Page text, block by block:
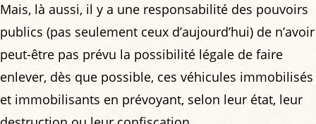
Mais, là aussi, il y a une responsabilité des pouvoirs
publics (pas seulement ceux d’aujourd’hui) de n’avoir
peut-être pas prévu la possibilité légale de faire
enlever, dès que possible, ces véhicules immobilisés
et immobilisants en prévoyant, selon leur état, leur